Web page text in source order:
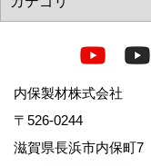
内保製材株式会社
〒526-0244
滋賀県長浜市内保町7